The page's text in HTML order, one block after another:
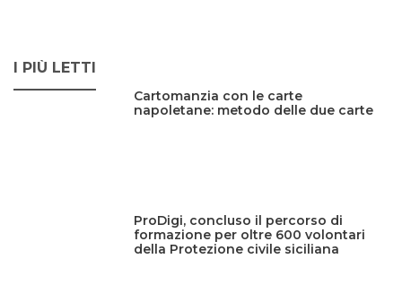
I PIÙ LETTI
Cartomanzia con le carte
napoletane: metodo delle due carte
ProDigi, concluso il percorso di
formazione per oltre 600 volontari
della Protezione civile siciliana